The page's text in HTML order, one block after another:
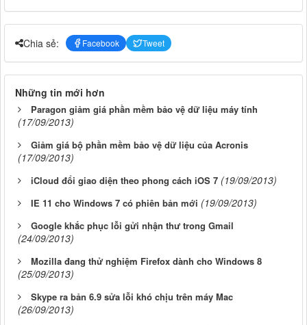
Chia sẻ: Facebook Tweet
Những tin mới hơn
Paragon giảm giá phần mềm bảo vệ dữ liệu máy tính
(17/09/2013)
Giảm giá bộ phần mềm bảo vệ dữ liệu của Acronis
(17/09/2013)
iCloud đổi giao diện theo phong cách iOS 7 (19/09/2013)
IE 11 cho Windows 7 có phiên bản mới (19/09/2013)
Google khắc phục lỗi gửi nhận thư trong Gmail
(24/09/2013)
Mozilla đang thử nghiệm Firefox dành cho Windows 8
(25/09/2013)
Skype ra bản 6.9 sửa lỗi khó chịu trên máy Mac
(26/09/2013)